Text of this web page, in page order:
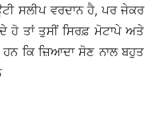
ਸਲੀਪ ਵਰਦਾਨ ਹੈ, ਪਰ ਜੇਕਰ
ਹੋ ਤਾਂ ਤੁਸੀਂ ਸਿਰਫ਼ ਮੋਟਾਪੇ ਅਤੇ
ਕਿ ਜ਼ਿਆਦਾ ਸੋਣ ਨਾਲ ਬਹੁਤ